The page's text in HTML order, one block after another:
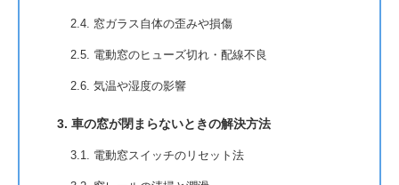
2.4. 窓ガラス自体の歪みや損傷
2.5. 電動窓のヒューズ切れ・配線不良
2.6. 気温や湿度の影響
3. 車の窓が閉まらないときの解決方法
3.1. 電動窓スイッチのリセット法